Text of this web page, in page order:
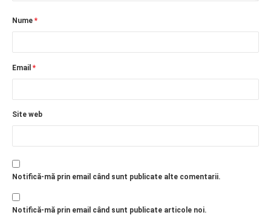
Nume *
Email *
Site web
Notifică-mă prin email când sunt publicate alte comentarii.
Notifică-mă prin email când sunt publicate articole noi.